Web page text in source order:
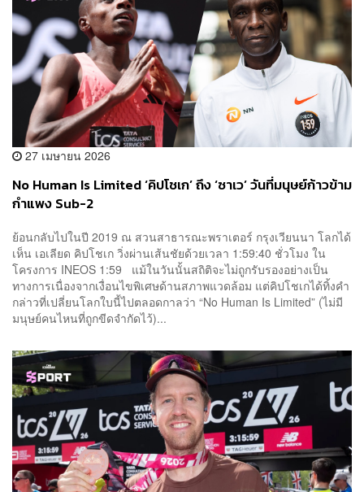
27 เมษายน 2026
No Human Is Limited ‘คิปโชเก’ ถึง ‘ซาเว’ วันที่มนุษย์ก้าวข้าม
กำแพง Sub-2
ย้อนกลับไปในปี 2019 ณ สวนสาธารณะพราเตอร์ กรุงเวียนนา โลกได้
เห็น เอเลียด คิปโชเก วิ่งผ่านเส้นชัยด้วยเวลา 1:59:40 ชั่วโมง ใน
โครงการ INEOS 1:59 แม้ในวันนั้นสถิติจะไม่ถูกรับรองอย่างเป็น
ทางการเนื่องจากเงื่อนไขพิเศษด้านสภาพแวดล้อม แต่คิปโชเกได้ทิ้งคำ
กล่าวที่เปลี่ยนโลกใบนี้ไปตลอดกาลว่า “No Human Is Limited” (ไม่มี
มนุษย์คนไหนที่ถูกขีดจำกัดไว้)...